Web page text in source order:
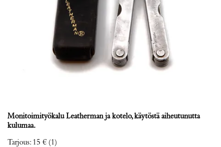
Monitoimityökalu Leatherman ja kotelo, käytöstä aiheutunutta
kulumaa.
Tarjous: 15 € (1)